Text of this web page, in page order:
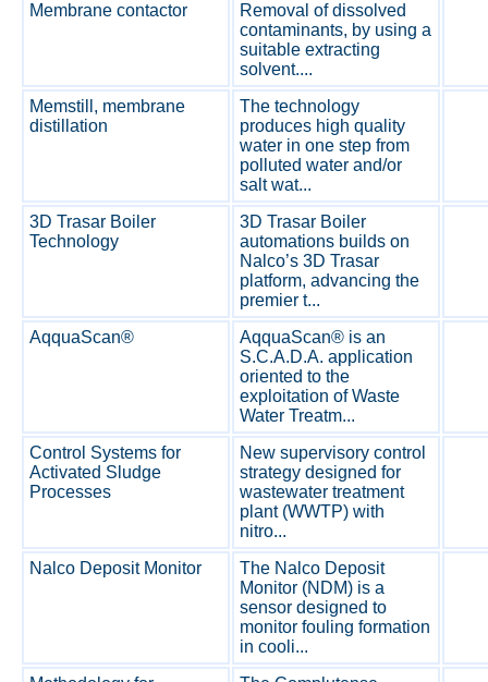
Membrane contactor
Removal of dissolved
contaminants, by using a
suitable extracting
solvent....
Memstill, membrane
distillation
The technology
produces high quality
water in one step from
polluted water and/or
salt wat...
3D Trasar Boiler
Technology
3D Trasar Boiler
automations builds on
Nalco’s 3D Trasar
platform, advancing the
premier t...
AqquaScan®
AqquaScan® is an
S.C.A.D.A. application
oriented to the
exploitation of Waste
Water Treatm...
Control Systems for
Activated Sludge
Processes
New supervisory control
strategy designed for
wastewater treatment
plant (WWTP) with
nitro...
Nalco Deposit Monitor
The Nalco Deposit
Monitor (NDM) is a
sensor designed to
monitor fouling formation
in cooli...